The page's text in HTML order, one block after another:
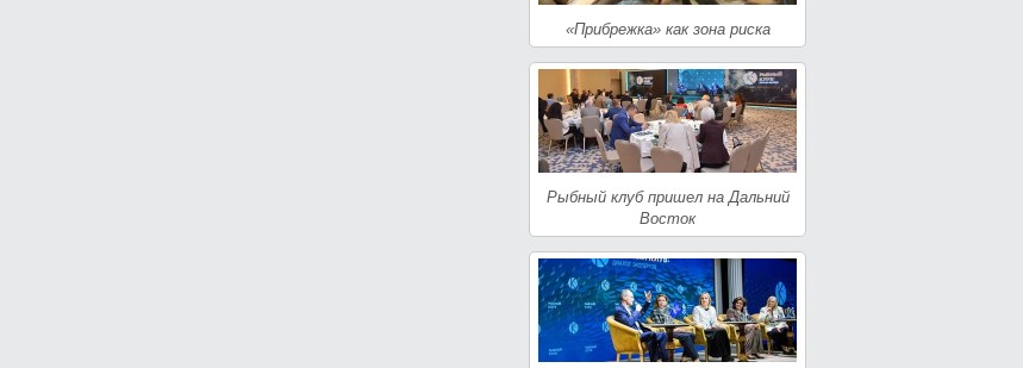
«Прибрежка» как зона риска
Рыбный клуб пришел на Дальний
Восток